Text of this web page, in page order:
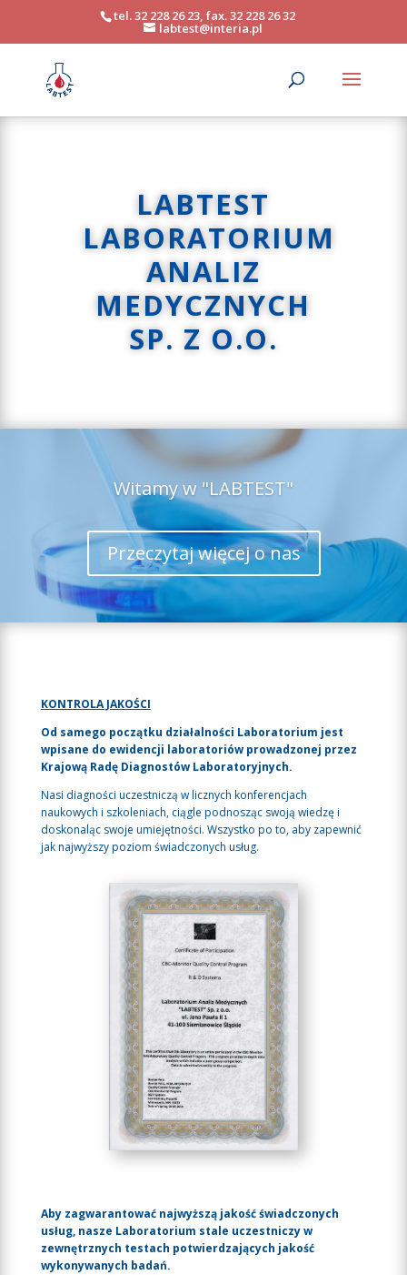
tel. 32 228 26 23, fax. 32 228 26 32
labtest@interia.pl
LABTEST
LABORATORIUM
ANALIZ
MEDYCZNYCH
SP. Z O.O.
Witamy w "LABTEST"
Przeczytaj więcej o nas
KONTROLA JAKOŚCI
Od samego początku działalności Laboratorium jest
wpisane do ewidencji laboratoriów prowadzonej przez
Krajową Radę Diagnostów Laboratoryjnych.
Nasi diagności uczestniczą w licznych konferencjach
naukowych i szkoleniach, ciągle podnosząc swoją wiedzę i
doskonaląc swoje umiejętności. Wszystko po to, aby zapewnić
jak najwyższy poziom świadczonych usług.
Aby zagwarantować najwyższą jakość świadczonych
usług, nasze Laboratorium stale uczestniczy w
zewnętrznych testach potwierdzających jakość
wykonywanych badań.